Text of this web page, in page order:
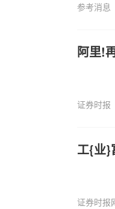
参考消息
阿里!
证券时报
工{业}
证券时报